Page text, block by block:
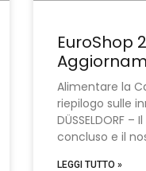
EuroShop
Alimentare la
riepilogo sulle
DÜSSELDORF –
concluso e il
LEGGI TUTTO »